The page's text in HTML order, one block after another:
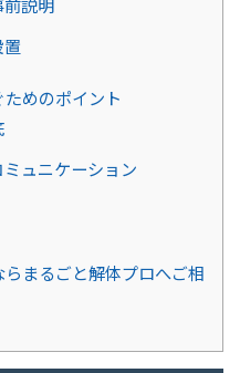
めのポイント
ュニケーション
まるごと解体プロへご相